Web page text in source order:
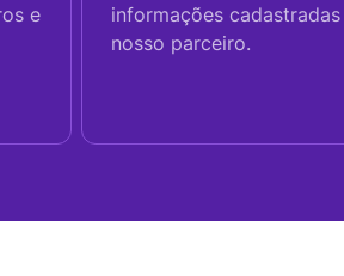
e
informações
nosso parceiro.